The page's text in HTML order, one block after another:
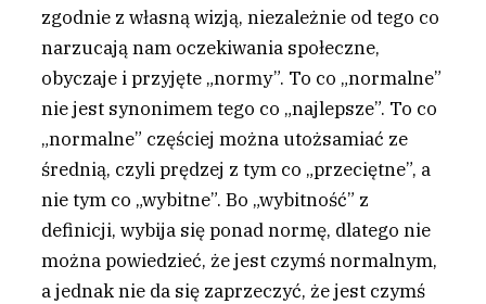
zgodnie z własną wizją, niezależnie od tego co
narzucają nam oczekiwania społeczne,
obyczaje i przyjęte „normy”. To co „normalne”
nie jest synonimem tego co „najlepsze”. To co
„normalne” częściej można utożsamiać ze
średnią, czyli prędzej z tym co „przeciętne”, a
nie tym co „wybitne”. Bo „wybitność” z
definicji, wybija się ponad normę, dlatego nie
można powiedzieć, że jest czymś normalnym,
a jednak nie da się zaprzeczyć, że jest czymś